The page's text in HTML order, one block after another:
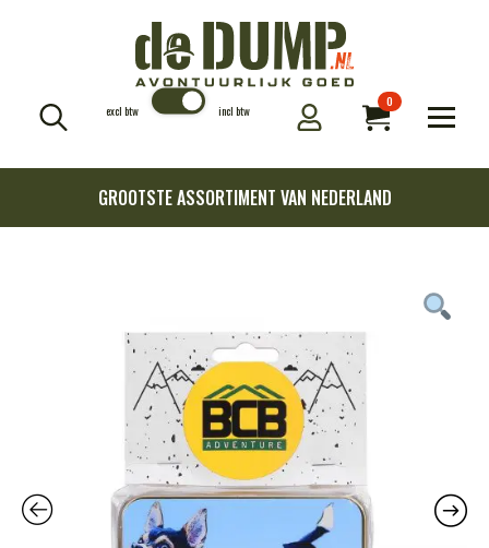
excl btw incl btw
0
GROOTSTE ASSORTIMENT VAN NEDERLAND